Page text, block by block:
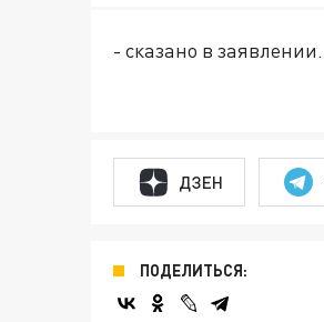
- сказано в заявлении.
ДЗЕН
ПОДЕЛИТЬСЯ: